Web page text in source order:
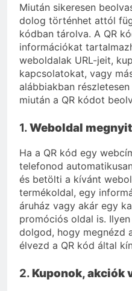
Miután sikeresen
dolog történhet attól
kódban tárolva. A QR
információkat
weboldalak URL-jeit,
kapcsolatokat, vagy
alábbiakban
miután a QR kódot
1.Weboldal
Ha a QR kód egy
telefonod
és betölti a kívánt
termékoldal, egy
áruház vagy akár egy
promóciós oldal is.
dolgod, hogy megnézd
élvezd a QR kód által
2. Kuponok, akciók